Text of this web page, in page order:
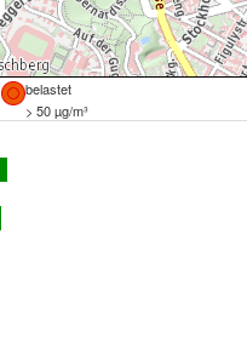
belastet
> 50 µg/m³